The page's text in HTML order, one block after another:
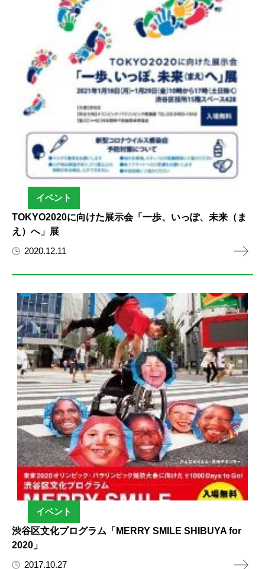
イベント
TOKYO2020に向けた展示会「一歩、いっぽ、未来（ま
え）へ」展
2020.12.11
イベント
渋谷区文化プログラム「MERRY SMILE SHIBUYA for
2020」
2017.10.27